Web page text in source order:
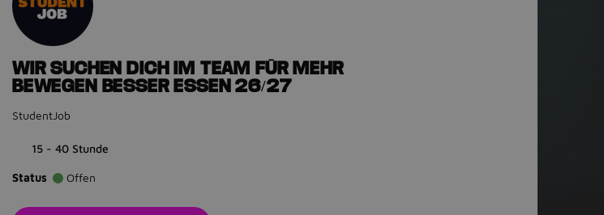
WIR SUCHEN DICH IM TEAM FÜR MEHR
BEWEGEN BESSER ESSEN 26/27
StudentJob
15 - 40 Stunde
Status Offen